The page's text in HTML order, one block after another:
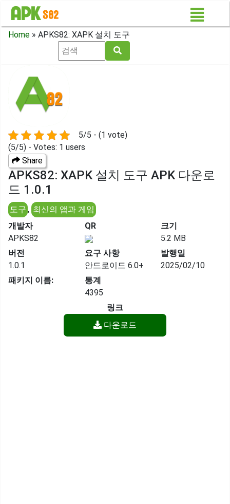
Home » APKS82: XAPK 설치 도구
5/5 - (1 vote)
(5/5) - Votes: 1 users
Share
APKS82: XAPK 설치 도구 APK 다운로
드 1.0.1
도구 , 최신의 앱과 게임
개발자
APKS82
QR
크기
5.2 MB
버전
1.0.1
요구 사항
안드로이드 6.0+
발행일
2025/02/10
패키지 이름:
통계
4395
링크
다운로드